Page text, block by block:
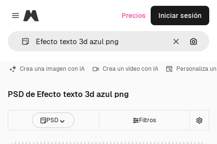
Close menu
Magnific
Borrar
Precios Iniciar sesión
Crea una imagen con IA Crea un vídeo con IA Personaliza
PSD de Efecto texto 3d azul png
PSD Filtros